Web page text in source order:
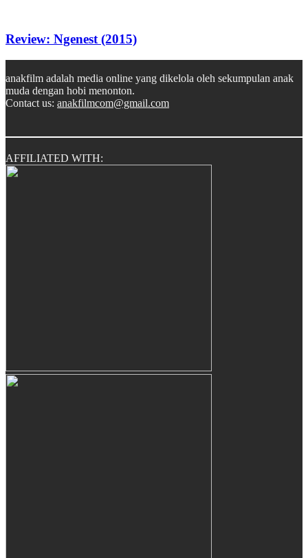
Review: Ngenest (2015)
anakfilm adalah media online yang dikelola oleh sekumpulan anak
muda dengan hobi menonton.
Contact us: anakfilmcom@gmail.com
AFFILIATED WITH: